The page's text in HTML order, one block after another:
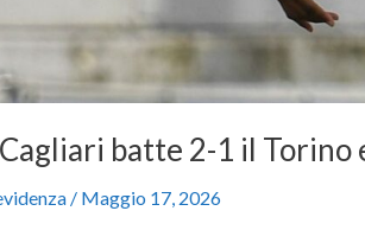
batte 2-1 il Torino
/ Maggio 17, 2026